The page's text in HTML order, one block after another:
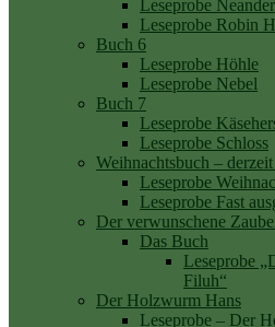
Leseprobe
Leseprobe Robin
Buch 6
Leseprobe Höhle
Leseprobe Nebel
Buch 7
Leseprobe
Leseprobe Schloss
Weihnachtsbuch –
Leseprobe
Leseprobe Fast
Der verwunschene
Das Buch
Leseprobe
Filuh“
Der Holzwurm Hans
Leseprobe – Der